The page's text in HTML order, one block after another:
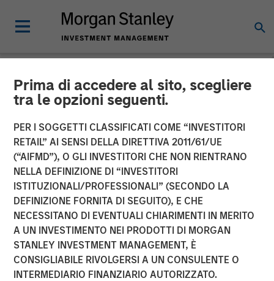
Prima di accedere al sito, scegliere
tra le opzioni seguenti.
PER I SOGGETTI CLASSIFICATI COME “INVESTITORI
RETAIL” AI SENSI DELLA DIRETTIVA 2011/61/UE
(“AIFMD”), O GLI INVESTITORI CHE NON RIENTRANO
NELLA DEFINIZIONE DI “INVESTITORI
ISTITUZIONALI/PROFESSIONALI” (SECONDO LA
DEFINIZIONE FORNITA DI SEGUITO), E CHE
NECESSITANO DI EVENTUALI CHIARIMENTI IN MERITO
A UN INVESTIMENTO NEI PRODOTTI DI MORGAN
STANLEY INVESTMENT MANAGEMENT, È
CONSIGLIABILE RIVOLGERSI A UN CONSULENTE O
INTERMEDIARIO FINANZIARIO AUTORIZZATO.
INSIGHTS
Morgan Stanley Capital
Partners’ Rohanjit
Chaudhry on BDO Private
Equity PErspectives:
Driving Impactful Growth
Despite the High Cost of
Capital